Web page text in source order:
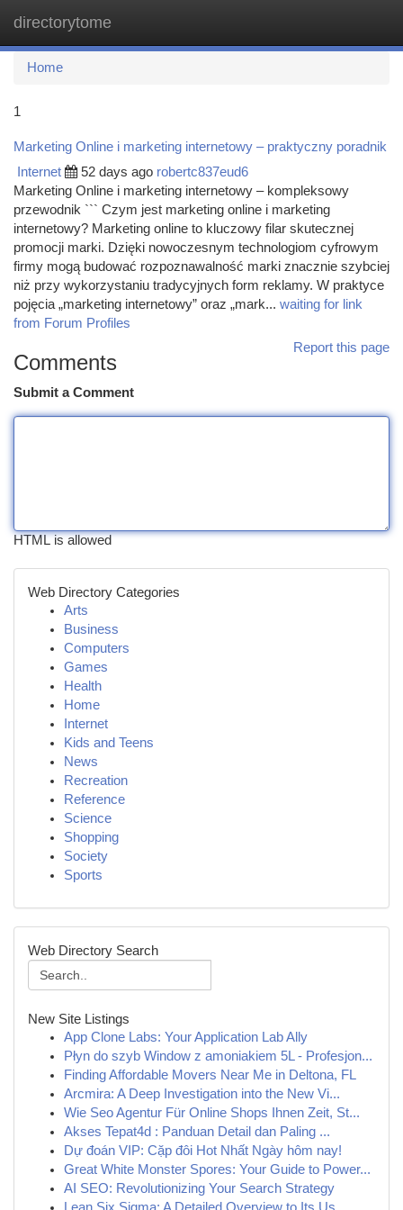
directorytome
Home
1
Marketing Online i marketing internetowy – praktyczny poradnik
Internet 52 days ago robertc837eud6
Marketing Online i marketing internetowy – kompleksowy
przewodnik ``` Czym jest marketing online i marketing
internetowy? Marketing online to kluczowy filar skutecznej
promocji marki. Dzięki nowoczesnym technologiom cyfrowym
firmy mogą budować rozpoznawalność marki znacznie szybciej
niż przy wykorzystaniu tradycyjnych form reklamy. W praktyce
pojęcia „marketing internetowy” oraz „mark... waiting for link
from Forum Profiles
Report this page
Comments
Submit a Comment
HTML is allowed
Web Directory Categories
Arts
Business
Computers
Games
Health
Home
Internet
Kids and Teens
News
Recreation
Reference
Science
Shopping
Society
Sports
Web Directory Search
New Site Listings
App Clone Labs: Your Application Lab Ally
Płyn do szyb Window z amoniakiem 5L - Profesjon...
Finding Affordable Movers Near Me in Deltona, FL
Arcmira: A Deep Investigation into the New Vi...
Wie Seo Agentur Für Online Shops Ihnen Zeit, St...
Akses Tepat4d : Panduan Detail dan Paling ...
Dự đoán VIP: Cặp đôi Hot Nhất Ngày hôm nay!
Great White Monster Spores: Your Guide to Power...
AI SEO: Revolutionizing Your Search Strategy